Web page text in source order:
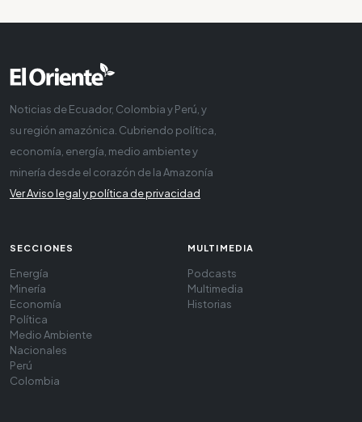
Noticias de Ecuador, Colombia y Perú, y
su región amazónica. Cubriendo política,
economía, energía, medio ambiente y
minería desde el corazón de la Amazonía
Ver Aviso legal y política de privacidad
SECCIONES
Energía
Minería
Economía
Política
Medio Ambiente
Nacionales
Perú
Colombia
MULTIMEDIA
Podcasts
Multimedia
Historias